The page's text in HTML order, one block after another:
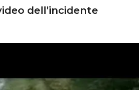
dell’incidente